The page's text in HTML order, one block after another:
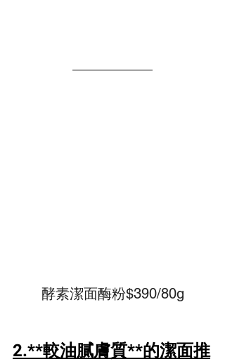
酵素潔面酶粉$390/80g
2.**較油膩膚質**的潔面推